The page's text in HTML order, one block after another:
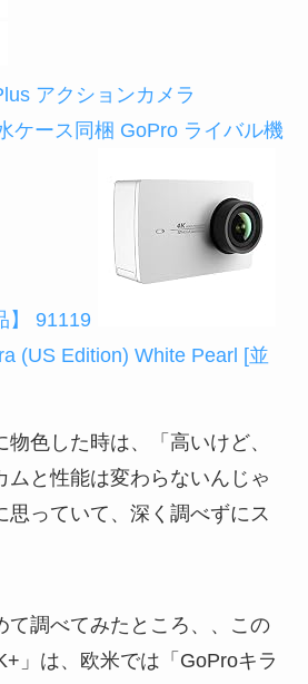
アクションカメラ
ケース同梱 GoPro ライバル機
】 91119
(US Edition) White Pearl [並
色した時は、「高いけど、
ムと性能は変わらないんじゃ
思っていて、深く調べずにス
て調べてみたところ、、この
」は、欧米では「GoProキラ